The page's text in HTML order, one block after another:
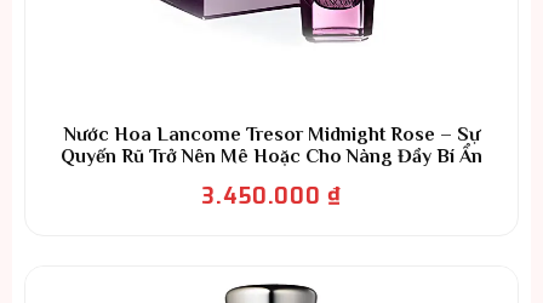
Nước Hoa Lancome Tresor Midnight Rose – Sự
Quyến Rũ Trở Nên Mê Hoặc Cho Nàng Đầy Bí Ẩn
3.450.000₫